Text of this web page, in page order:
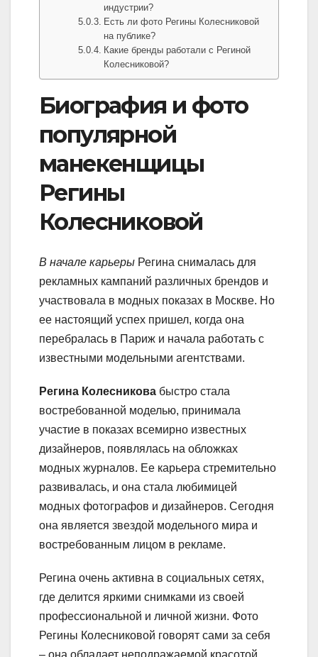
индустрии?
Есть ли фото Регины Колесниковой
на публике?
Какие бренды работали с Региной
Колесниковой?
Биография и фото
популярной
манекенщицы
Регины
Колесниковой
В начале карьеры Регина снималась для
рекламных кампаний различных брендов и
участвовала в модных показах в Москве. Но
ее настоящий успех пришел, когда она
перебралась в Париж и начала работать с
известными модельными агентствами.
Регина Колесникова быстро стала
востребованной моделью, принимала
участие в показах всемирно известных
дизайнеров, появлялась на обложках
модных журналов. Ее карьера стремительно
развивалась, и она стала любимицей
модных фотографов и дизайнеров. Сегодня
она является звездой модельного мира и
востребованным лицом в рекламе.
Регина очень активна в социальных сетях,
где делится яркими снимками из своей
профессиональной и личной жизни. Фото
Регины Колесниковой говорят сами за себя
– она обладает неподражаемой красотой,